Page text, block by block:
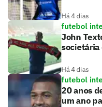
Há 4 dias
futebol
John
societária
Há 4 dias
futebol
20 anos
um ano